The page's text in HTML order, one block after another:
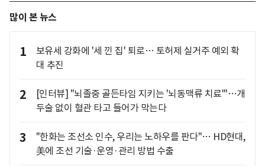
많이 본 뉴스
1
보유세 강화에 '세 낀 집' 퇴로… 토허제 실거주 예외 확
대 추진
2
[인터뷰] "뇌졸중 골든타임 지키는 '뇌동맥류 치료'"…개
두술 없이 혈관 타고 들어가 막는다
3
"한화는 조선소 인수, 우리는 노하우를 판다"… HD현대,
美에 조선 기술·운영·관리 방법 수출